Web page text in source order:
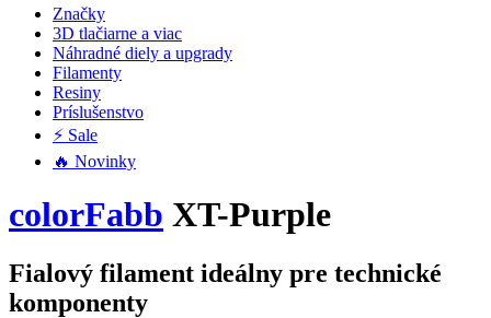
Značky
3D tlačiarne a viac
Náhradné diely a upgrady
Filamenty
Resiny
Príslušenstvo
⚡ Sale
🔥 Novinky
colorFabb XT-Purple
Fialový filament ideálny pre technické
komponenty